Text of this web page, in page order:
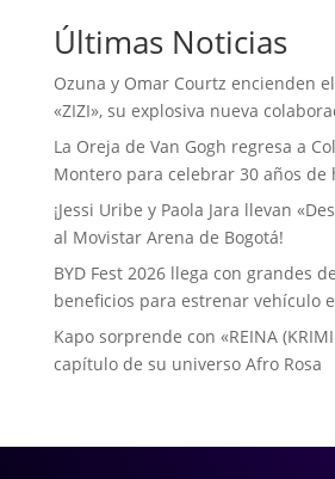
Últimas Noticias
Ozuna y Omar Courtz encienden
«ZIZI», su explosiva nueva
La Oreja de Van Gogh regresa a
Montero para celebrar 30 años de
¡Jessi Uribe y Paola Jara llevan
al Movistar Arena de Bogotá!
BYD Fest 2026 llega con grandes
beneficios para estrenar vehículo
Kapo sorprende con «REINA
capítulo de su universo Afro Rosa